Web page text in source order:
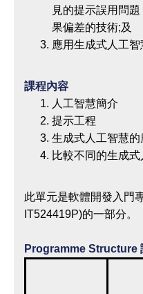
見的提示誤用問
果偏差的技術;及
應用生成式人工智
課程內容
人工智慧簡介
提示工程
生成式人工智慧
比較不同的生成
此單元是軟體開發入門
IT524419P)的一部分。
Programme Structure